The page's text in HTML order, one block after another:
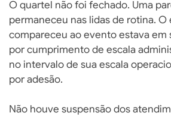
O quartel não foi fechado. Uma
permaneceu nas lidas de rotina.
compareceu ao evento estava em
por cumprimento de escala
no intervalo de sua escala
por adesão.
Não houve suspensão dos